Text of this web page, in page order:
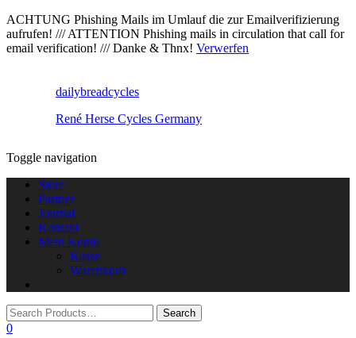
ACHTUNG Phishing Mails im Umlauf die zur Emailverifizierung
aufrufen! /// ATTENTION Phishing mails in circulation that call for
email verification! /// Danke & Thnx! Verwerfen
dailybreadcycles
René Herse Cycles Germany
Toggle navigation
Store
Partner
Journal
Kontakt
Mein Konto
Kasse
Warenkorb
0